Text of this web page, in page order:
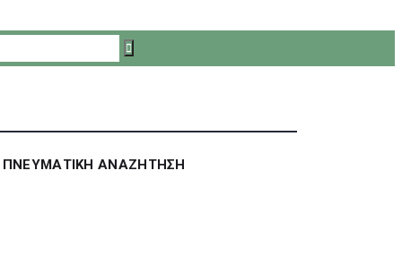
ΠΝΕΥΜΑΤΙΚΗ ΑΝΑΖΗΤΗΣΗ